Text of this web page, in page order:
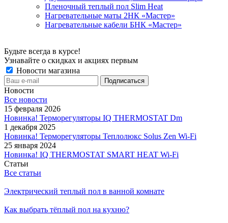
Пленочный теплый пол Slim Heat
Нагревательные маты 2НК «Мастер»
Нагревательные кабели БНК «Мастер»
Будьте всегда в курсе!
Узнавайте о скидках и акциях первым
Новости магазина
Новости
Все новости
15 февраля 2026
Новинка! Терморегуляторы IQ THERMOSTAT Dm
1 декабря 2025
Новинка! Терморегуляторы Теплолюкс Solus Zen Wi-Fi
25 января 2024
Новинка! IQ THERMOSTAT SMART HEAT Wi-Fi
Статьи
Все статьи
Электрический теплый пол в ванной комнате
Как выбрать тёплый пол на кухню?